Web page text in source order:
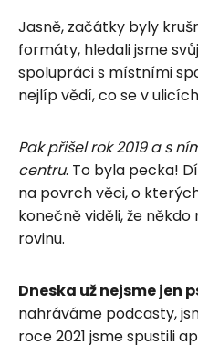
Jasně, začátky byly
formáty, hledali jsme
spolupráci s místními
nejlíp vědí, co se v
Pak přišel rok 2019 a s
centru. To byla pecka!
na povrch věci, o
konečně viděli, že
rovinu.
Dneska už nejsme jen
nahráváme podcasty,
roce 2021 jsme spustili